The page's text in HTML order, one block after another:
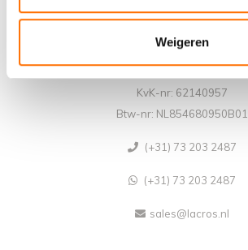
Weigeren
Team Lacros
KvK-nr: 62140957
Btw-nr: NL854680950B01
(+31) 73 203 2487
(+31) 73 203 2487
sales@lacros.nl